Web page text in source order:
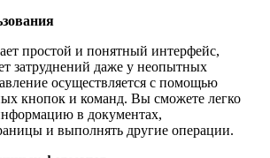
простой и понятный интерфейс,
затруднений даже у неопытных
осуществляется с помощью
кнопок и команд. Вы сможете легко
в документах,
и выполнять другие операции.